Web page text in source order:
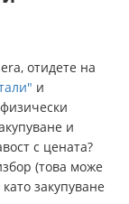
отидете на
и
и
с цената?
(това може
закупуване